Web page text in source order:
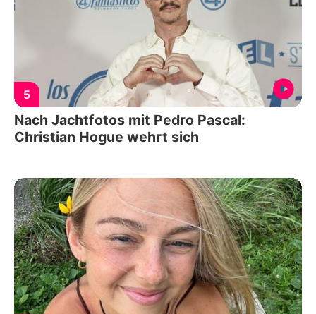
5
Nach Jachtfotos mit Pedro Pascal:
Christian Hogue wehrt sich